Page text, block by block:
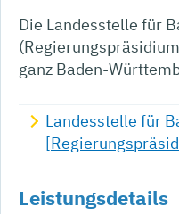
Die Landesstelle für
ganz Baden-
Landesstelle für
Leistungsdetails